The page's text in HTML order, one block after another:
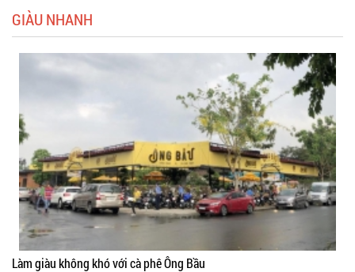
GIÀU NHANH
Làm giàu không khó với cà phê Ông Bầu